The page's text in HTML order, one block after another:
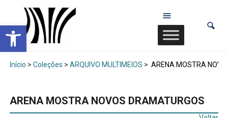
Abrir a barra de ferramentas
Início > Coleções > ARQUIVO MULTIMEIOS > ARENA MOSTRA
ARENA MOSTRA NOVOS DRAMATURGOS